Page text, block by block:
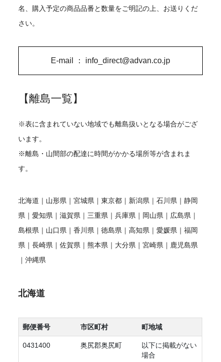
名、購入予定の商品品番と数量をご明記の上、お送りくだ
さい。
E-mail ： info_direct@advan.co.jp
【離島一覧】
※表に含まれていない地域でも離島扱いとなる場合がござ
います。
※離島・山間部の配達に時間がかかる場所等が含まれま
す。
北海道 ｜ 山形県 ｜宮城県 ｜東京都 ｜ 新潟県 ｜石川県 ｜静岡
県 ｜愛知県 ｜滋賀県 ｜ 三重県 ｜兵庫県 ｜ 岡山県 ｜ 広島県 ｜
島根県 ｜ 山口県 ｜香川県 ｜徳島県 ｜高知県 ｜愛媛県 ｜福岡
県 ｜長崎県 ｜佐賀県 ｜熊本県 ｜ 大分県 ｜宮崎県 ｜ 鹿児島県
｜沖縄県
北海道
郵便番号 市区町村 町地域
0431400 奥尻郡奥尻町
以下に掲載がない
場合